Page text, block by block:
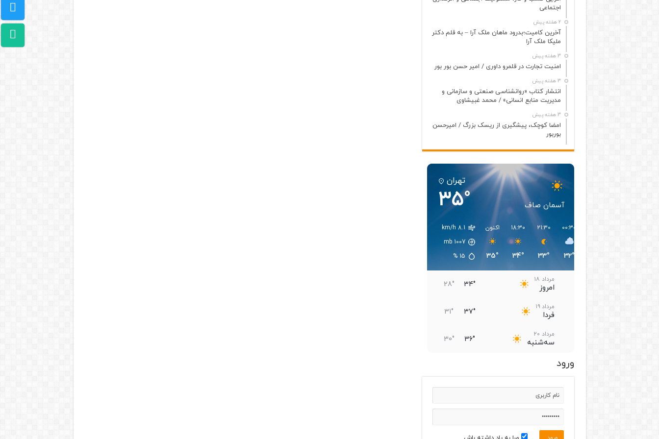
اجتماعی
2 هفته پیش
آخرین کامیت؛بدرود ماهان ملک آرا – به قلم دکتر
ملیکا ملک آرا
3 هفته پیش
امنیت تجارت در قلمرو داوری / امیر حسن بور بور
3 هفته پیش
انتشار کتاب «روانشناسی صنعتی و سازمانی و
مدیریت منابع انسانی» / محمد غبیشاوی
3 هفته پیش
امضا کوچک، پیشگیری از ریسک بزرگ / امیرحسن
بوربور
تهران
35° آسمان صاف
8.1 km/h
1007
mb
15
%
اکنون
35°
18:30
34°
21:30
33°
00:30
32°
مرداد ۱۸
امروز 34°
28°
مرداد ۱۹
فردا 37°
31°
مرداد ۲۰
سه‌شنبه 36°
30°
مرداد ۲۲
پنجشنبه
مرداد ۲۳
ورود